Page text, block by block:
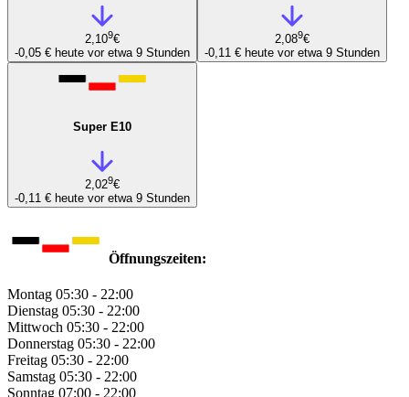
2,109€
-0,05 € heute vor etwa 9 Stunden
2,089€
-0,11 € heute vor etwa 9 Stunden
Super E10
2,029€
-0,11 € heute vor etwa 9 Stunden
Öffnungszeiten:
Montag 05:30 - 22:00
Dienstag 05:30 - 22:00
Mittwoch 05:30 - 22:00
Donnerstag 05:30 - 22:00
Freitag 05:30 - 22:00
Samstag 05:30 - 22:00
Sonntag 07:00 - 22:00